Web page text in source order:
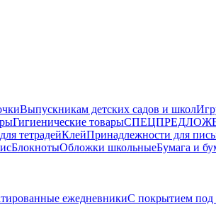
Выпускникам детских садов и школ
Гигиенические товары
тетрадейКлейПринадлежности для
БлокнотыОбложки школьныеБумага и
ежедневникиС покрытием под